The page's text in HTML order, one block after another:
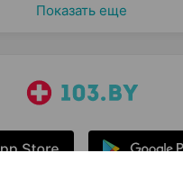
Показать еще